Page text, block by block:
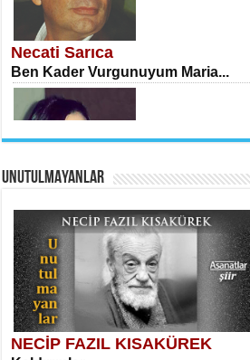
İSA KARATEPE
Ekranlar Arasında Kaybolan İnsan...
AHMET URFALI
Tahlil Denemesi...
Necati Sarıca
Ben Kader Vurgunuyum Maria...
Sibel Orhan
İki Kırık Boşluk...
UNUTULMAYANLAR
NECİP FAZIL KISAKÜREK